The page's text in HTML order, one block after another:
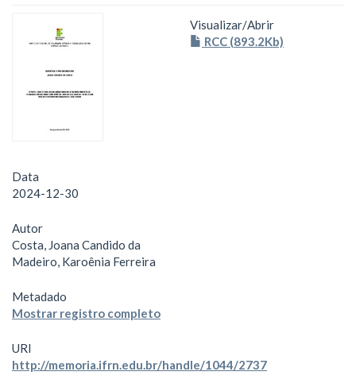
Visualizar/Abrir
RCC (893.2Kb)
Data
2024-12-30
Autor
Costa, Joana Candido da
Madeiro, Karoênia Ferreira
Metadado
Mostrar registro completo
URI
http://memoria.ifrn.edu.br/handle/1044/2737